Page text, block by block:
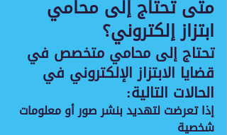
متى تحتاج إلى محامي
ابتزاز إلكتروني؟
تحتاج إلى محامي متخصص في
قضايا الابتزاز الإلكتروني في
الحالات التالية:
إذا تعرضت لتهديد بنشر صور أو معلومات
شخصية